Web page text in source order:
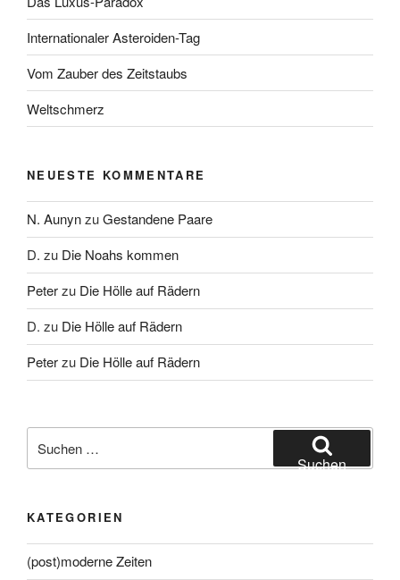
Internationaler Asteroiden-Tag
Vom Zauber des Zeitstaubs
Weltschmerz
NEUESTE KOMMENTARE
N. AunynzuGestandene Paare
D. zu Die Noahs kommen
Peterzu Die Hölle auf Rädern
D. zu Die Hölle auf Rädern
Peterzu Die Hölle auf Rädern
nach:
Suchen
KATEGORIEN
(post)moderne Zeiten